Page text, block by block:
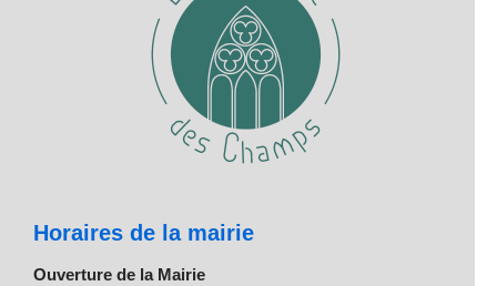
Horaires de la mairie
Ouverture de la Mairie